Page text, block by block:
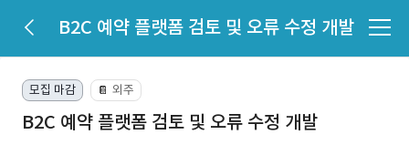
B2C 예약 플랫폼 검토 및 오류 수정 개발
모집 마감 📔 외주
B2C 예약 플랫폼 검토 및 오류 수정 개발